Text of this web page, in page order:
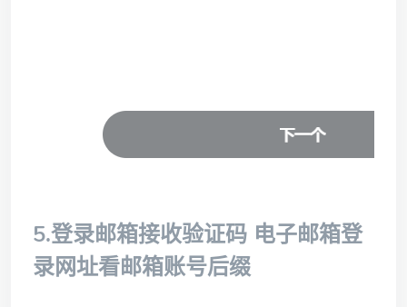
5.登录邮箱接收验证码 电子邮箱登
录网址看邮箱账号后缀